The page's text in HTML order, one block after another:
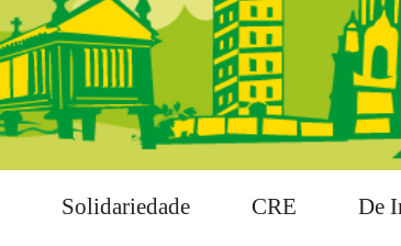
Solidariedade CRE De